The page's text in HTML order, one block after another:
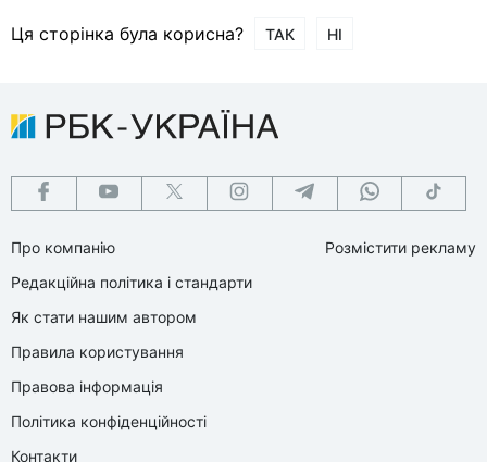
Ця сторінка була корисна? ТАК НІ
Про компанію
Редакційна політика і стандарти
Як стати нашим автором
Правила користування
Правова інформація
Політика конфіденційності
Контакти
Розмістити рекламу